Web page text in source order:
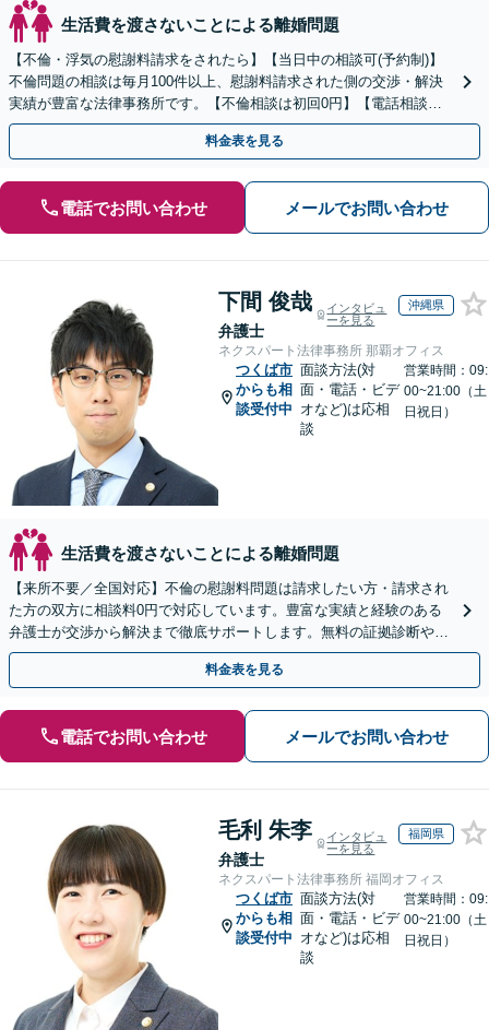
生活費を渡さないことによる離婚問題
【不倫・浮気の慰謝料請求をされたら】【当日中の相談可(予約制)】
不倫問題の相談は毎月100件以上、慰謝料請求された側の交渉・解決
実績が豊富な法律事務所です。【不倫相談は初回0円】【電話相談で
ご契約まで対応可/来所不要】
料金表を見る
電話でお問い合わせ メールでお問い合わせ
下間 俊哉
弁護士
インタビュ
ーを見る
沖縄県
ネクスパート法律事務所 那覇オフィス
つくば市
からも相
談受付中
面談方法(対
面・電話・ビデ
オなど)は応相
談
営業時間：09:
00~21:00（土
日祝日）
生活費を渡さないことによる離婚問題
【来所不要／全国対応】不倫の慰謝料問題は請求したい方・請求され
た方の双方に相談料0円で対応しています。豊富な実績と経験のある
弁護士が交渉から解決まで徹底サポートします。無料の証拠診断や着
手金の返還保証もありますので安心してご相談ください。
料金表を見る
電話でお問い合わせ メールでお問い合わせ
毛利 朱李
弁護士
インタビュ
ーを見る
福岡県
ネクスパート法律事務所 福岡オフィス
つくば市
からも相
談受付中
面談方法(対
面・電話・ビデ
オなど)は応相
談
営業時間：09:
00~21:00（土
日祝日）